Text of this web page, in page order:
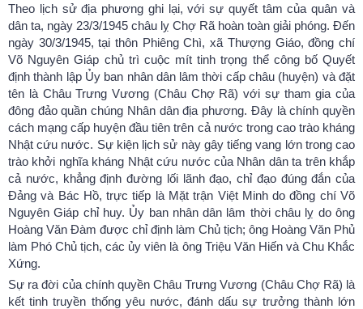
Theo lịch sử địa phương ghi lại, với sự quyết tâm của quân và
dân ta, ngày 23/3/1945 châu lỵ Chợ Rã hoàn toàn giải phóng. Đến
ngày 30/3/1945, tại thôn Phiêng Chì, xã Thượng Giáo, đồng chí
Võ Nguyên Giáp chủ trì cuộc mít tinh trọng thể công bố Quyết
định thành lập Ủy ban nhân dân lâm thời cấp châu (huyện) và đặt
tên là Châu Trưng Vương (Châu Chợ Rã) với sự tham gia của
đông đảo quần chúng Nhân dân địa phương. Đây là chính quyền
cách mạng cấp huyện đầu tiên trên cả nước trong cao trào kháng
Nhật cứu nước. Sự kiện lịch sử này gây tiếng vang lớn trong cao
trào khởi nghĩa kháng Nhật cứu nước của Nhân dân ta trên khắp
cả nước, khẳng định đường lối lãnh đạo, chỉ đạo đúng đắn của
Đảng và Bác Hồ, trực tiếp là Mặt trận Việt Minh do đồng chí Võ
Nguyên Giáp chỉ huy. Ủy ban nhân dân lâm thời châu lỵ do ông
Hoàng Văn Đàm được chỉ định làm Chủ tịch; ông Hoàng Văn Phủ
làm Phó Chủ tịch, các ủy viên là ông Triệu Văn Hiến và Chu Khắc
Xứng.
Sự ra đời của chính quyền Châu Trưng Vương (Châu Chợ Rã) là
kết tinh truyền thống yêu nước, đánh dấu sự trưởng thành lớn